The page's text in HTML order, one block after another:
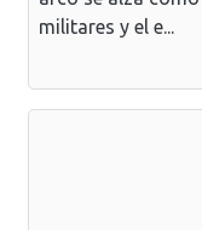
militares y el e...